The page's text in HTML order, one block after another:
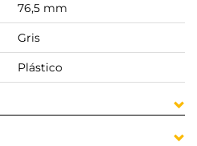
76,5 mm
Gris
Plástico